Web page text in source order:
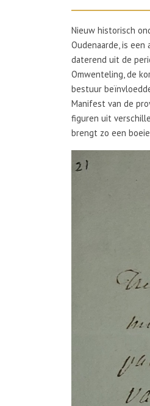
Nieuw historisch
Oudenaarde, is
daterend uit de
Omwenteling, de
bestuur
Manifest van de
figuren uit
brengt zo een